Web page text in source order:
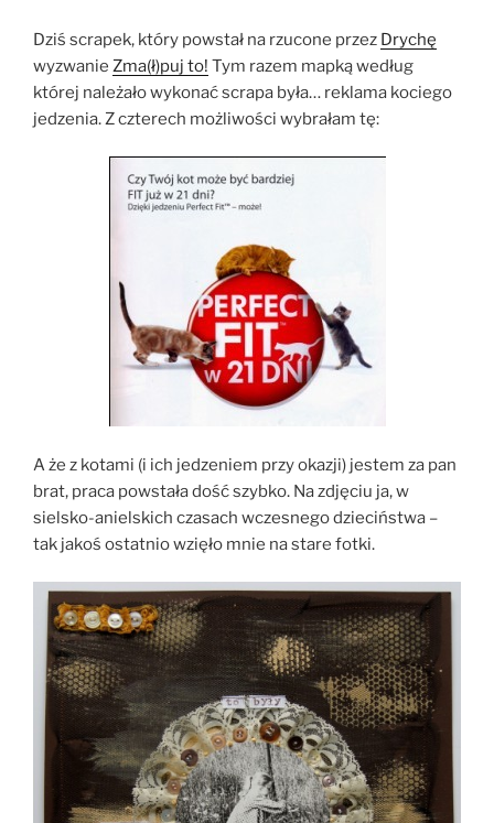
Dziś scrapek, który powstał na rzucone przez Drychę
wyzwanie Zma(ł)puj to! Tym razem mapką według
której należało wykonać scrapa była… reklama kociego
jedzenia. Z czterech możliwości wybrałam tę:
A że z kotami (i ich jedzeniem przy okazji) jestem za pan
brat, praca powstała dość szybko. Na zdjęciu ja, w
sielsko-anielskich czasach wczesnego dzieciństwa –
tak jakoś ostatnio wzięło mnie na stare fotki.